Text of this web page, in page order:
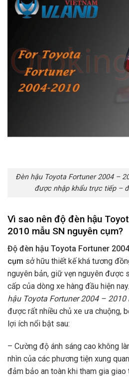
Đèn hậu Toyota Fortuner 2004 –
được nhập khẩu trực tiếp –
Vì sao nên độ đèn hậu
2010 mẫu SN nguyên cụm?
Độ đèn hậu Toyota Fortuner
cụm sở hữu thiết kế khá tương
nguyên bản, giữ vẹn nguyên được
cấp của dòng xe hàng đầu hiện
hậu Toyota Fortuner 2004 –
được rất nhiều chủ xe ưa chuộng,
lợi ích nổi bật sau:
– Cường độ ánh sáng cao không
nhìn của các phương tiện xung
đảm bảo an toàn khi tham gia giao